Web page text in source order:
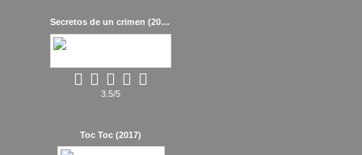
Secretos de un crimen (2024)
3.5/5
Toc Toc (2017)